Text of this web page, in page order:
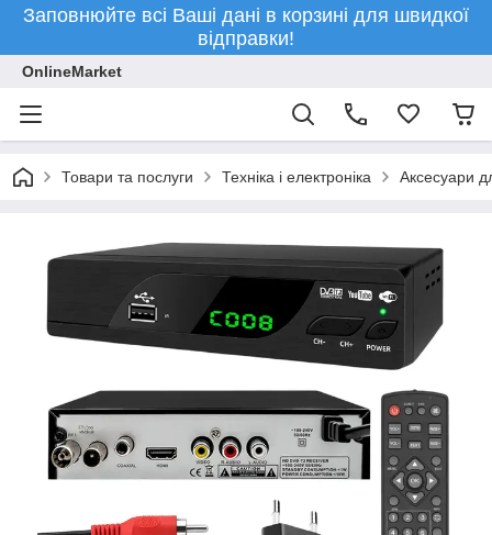
Заповнюйте всі Ваші дані в корзині для швидкої
відправки!
OnlineMarket
Товари та послуги Техніка і електроніка Аксесуари